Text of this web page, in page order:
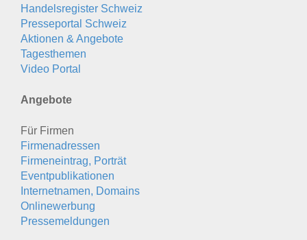
Handelsregister Schweiz
Presseportal Schweiz
Aktionen & Angebote
Tagesthemen
Video Portal
Angebote
Für Firmen
Firmenadressen
Firmeneintrag, Porträt
Eventpublikationen
Internetnamen, Domains
Onlinewerbung
Pressemeldungen